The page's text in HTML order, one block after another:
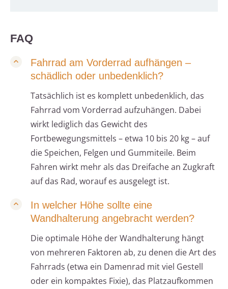
FAQ
Fahrrad am Vorderrad aufhängen –
schädlich oder unbedenklich?
Tatsächlich ist es komplett unbedenklich, das
Fahrrad vom Vorderrad aufzuhängen. Dabei
wirkt lediglich das Gewicht des
Fortbewegungsmittels – etwa 10 bis 20 kg – auf
die Speichen, Felgen und Gummiteile. Beim
Fahren wirkt mehr als das Dreifache an Zugkraft
auf das Rad, worauf es ausgelegt ist.
In welcher Höhe sollte eine
Wandhalterung angebracht werden?
Die optimale Höhe der Wandhalterung hängt
von mehreren Faktoren ab, zu denen die Art des
Fahrrads (etwa ein Damenrad mit viel Gestell
oder ein kompaktes Fixie), das Platzaufkommen